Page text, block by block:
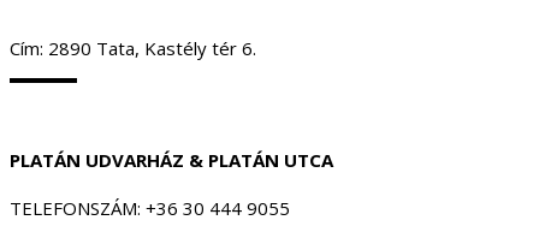
Cím: 2890 Tata, Kastély tér 6.
PLATÁN UDVARHÁZ & PLATÁN UTCA
TELEFONSZÁM: +36 30 444 9055